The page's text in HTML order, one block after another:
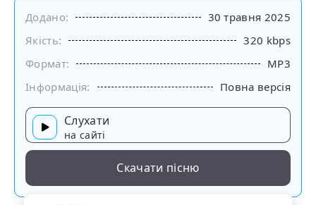
Додано:
30 травня 2025
Якість:
320 kbps
Формат:
MP3
Інформація:
Повна версія
Слухати
на сайті
Скачати пісню